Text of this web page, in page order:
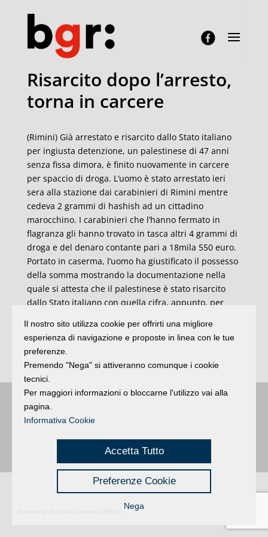
Risarcito dopo l’arresto,
torna in carcere
(Rimini) Già arrestato e risarcito dallo Stato italiano
per ingiusta detenzione, un palestinese di 47 anni
senza fissa dimora, è finito nuovamente in carcere
per spaccio di droga. L’uomo è stato arrestato ieri
sera alla stazione dai carabinieri di Rimini mentre
cedeva 2 grammi di hashish ad un cittadino
marocchino. I carabinieri che l’hanno fermato in
flagranza gli hanno trovato in tasca altri 4 grammi di
droga e del denaro contante pari a 18mila 550 euro.
Portato in caserma, l’uomo ha giustificato il possesso
della somma mostrando la documentazione nella
quale si attesta che il palestinese è stato risarcito
dallo Stato italiano con quella cifra, appunto, per
davanti al giudice del tribunale di Rimini per il
processo per direttissima è stato rimesso in libertà
con l’obbligo di firma (Ansa).
Buongiorno
Il nostro sito utilizza cookie per offrirti una migliore
esperienza di navigazione e proposte in linea con le tue
preferenze.
Premendo "Nega" si attiveranno comunque i cookie
tecnici.
Per maggiori informazioni o bloccarne l'utilizzo vai alla
pagina.
Informativa Cookie
Accetta Tutto
Preferenze Cookie
Nega